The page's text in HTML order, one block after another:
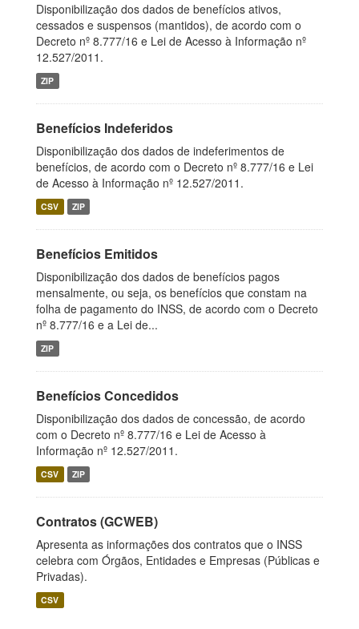
Disponibilização dos dados de benefícios ativos,
cessados e suspensos (mantidos), de acordo com o
Decreto nº 8.777/16 e Lei de Acesso à Informação nº
12.527/2011.
ZIP
Benefícios Indeferidos
Disponibilização dos dados de indeferimentos de
benefícios, de acordo com o Decreto nº 8.777/16 e Lei
de Acesso à Informação nº 12.527/2011.
CSV ZIP
Benefícios Emitidos
Disponibilização dos dados de benefícios pagos
mensalmente, ou seja, os benefícios que constam na
folha de pagamento do INSS, de acordo com o Decreto
nº 8.777/16 e a Lei de...
ZIP
Benefícios Concedidos
Disponibilização dos dados de concessão, de acordo
com o Decreto nº 8.777/16 e Lei de Acesso à
Informação nº 12.527/2011.
CSV ZIP
Contratos (GCWEB)
Apresenta as informações dos contratos que o INSS
celebra com Órgãos, Entidades e Empresas (Públicas e
Privadas).
CSV